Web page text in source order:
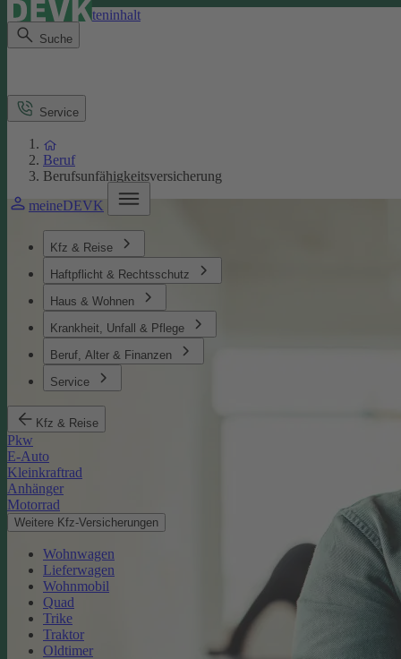
Direkt zum Seiteninhalt
Suche
meineDEVK
Kfz & Reise
Haftpflicht & Rechtsschutz
Haus & Wohnen
Krankheit, Unfall & Pflege
Beruf, Alter & Finanzen
Service
Kfz & Reise
Pkw
E-Auto
Kleinkraftrad
Anhänger
Motorrad
Weitere Kfz-Versicherungen
Wohnwagen
Lieferwagen
Wohnmobil
Quad
Trike
Traktor
Oldtimer
Service
Beruf
Berufsunfähigkeitsversicherung